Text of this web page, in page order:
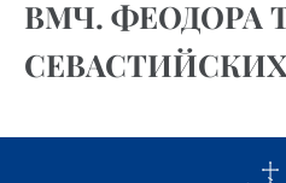
ВМЧ. ФЕОДОРА